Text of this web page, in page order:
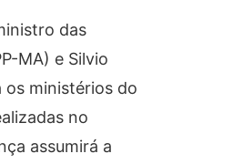
das
MA) e Silvio
os ministérios do
no
assumirá a